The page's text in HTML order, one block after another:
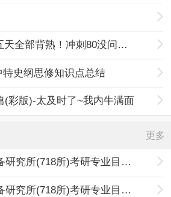
最强政治结构图！五天全部背熟！冲刺80没问题！
史纲思修知识点总结
(彩版)-太及时了~我内牛满面
更多
2018年邯郸净化设备研究所(718所)考研专业目录及考试科目
2017年邯郸净化设备研究所(718所)考研专业目录及考试科目